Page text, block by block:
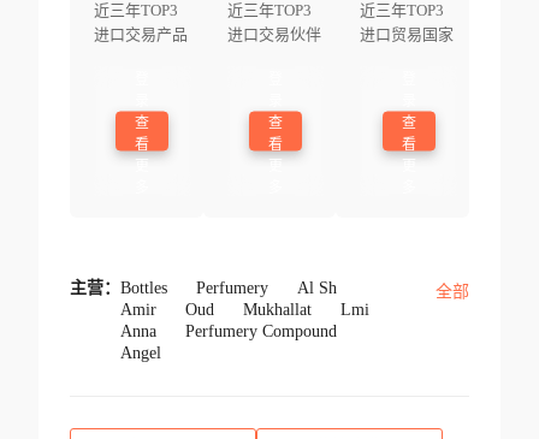
近三年TOP3
进口交易产品
查
看
近三年TOP3
进口交易伙伴
查
看
近三年TOP3
进口贸易国家
查
看
主营： Bottles Perfumery
Al Sh
Amir
Oud Mukhallat
Lmi
Anna
Perfumery Compound
Angel
全部